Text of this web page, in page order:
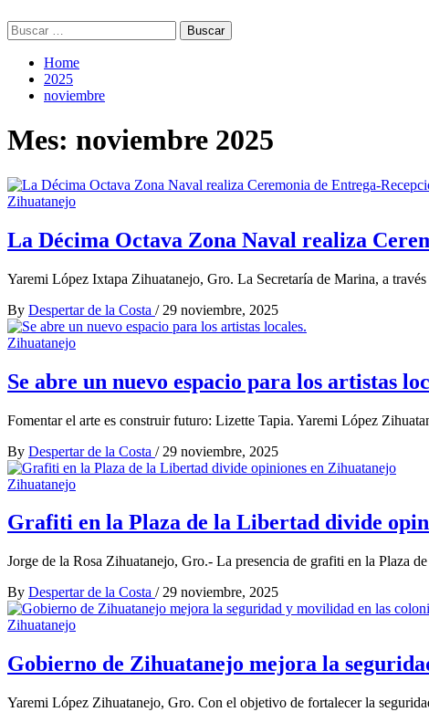
Buscar:
Home
2025
noviembre
Mes: noviembre 2025
Zihuatanejo
La Décima Octava Zona Naval realiza
Yaremi López Ixtapa Zihuatanejo, Gro. La Secretaría de Marina, a
By Despertar de la Costa / 29 noviembre, 2025
Zihuatanejo
Se abre un nuevo espacio para los artistas
Fomentar el arte es construir futuro: Lizette Tapia. Yaremi López
By Despertar de la Costa / 29 noviembre, 2025
Zihuatanejo
Grafiti en la Plaza de la Libertad divide
Jorge de la Rosa Zihuatanejo, Gro.- La presencia de grafiti en la Plaza
By Despertar de la Costa / 29 noviembre, 2025
Zihuatanejo
Gobierno de Zihuatanejo mejora la
Yaremi López Zihuatanejo, Gro. Con el objetivo de fortalecer la